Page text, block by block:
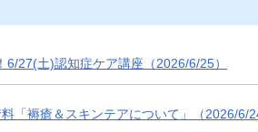
27(土)認知症ケア講座（2026/6/25）
「褥瘡＆スキンテアについて」（2026/6/